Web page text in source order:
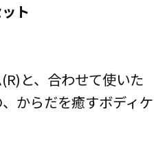
ト
と、合わせて使いた
からだを癒すボディケ